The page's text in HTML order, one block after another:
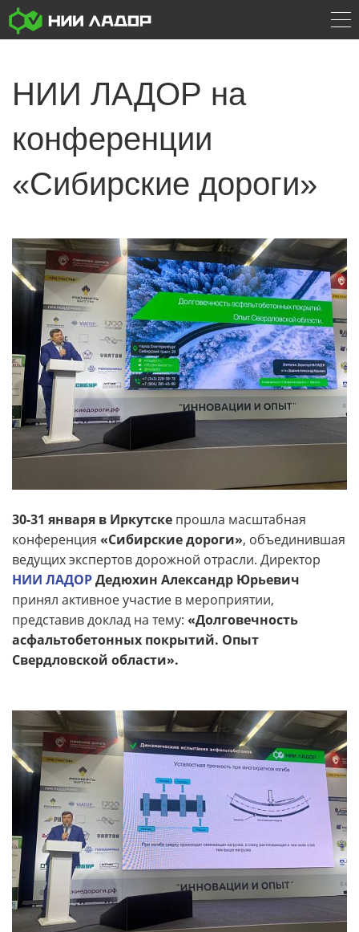
НИИ ЛАДОР на
конференции
«Сибирские дороги»
30-31 января в Иркутске прошла масштабная
конференция «Сибирские дороги», объединившая
ведущих экспертов дорожной отрасли. Директор
НИИ ЛАДОРДедюхин Александр Юрьевич
принял активное участие в мероприятии,
представив доклад на тему: «Долговечность
асфальтобетонных покрытий. Опыт
Свердловской области».